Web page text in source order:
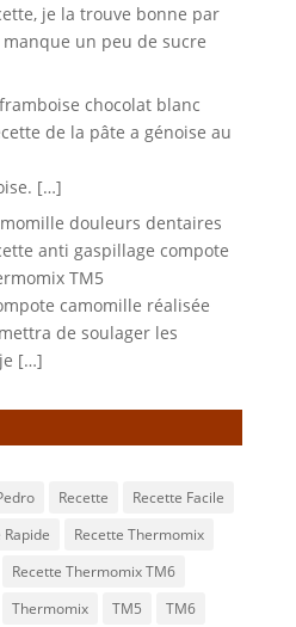
je la trouve bonne par
un peu de sucre
chocolat blanc
de la pâte a génoise au
[…]
douleurs dentaires
anti gaspillage compote
TM5
camomille réalisée
de soulager les
[…]
Recette
Recette Facile
Rapide
Recette Thermomix
Recette Thermomix TM6
Thermomix TM5
TM6